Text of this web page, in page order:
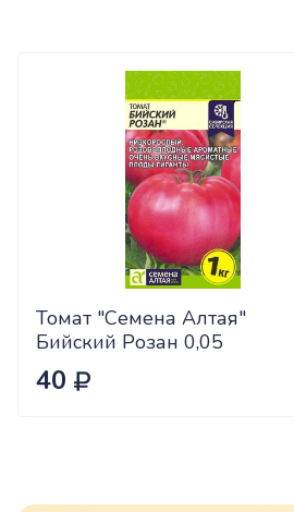
Томат "Семена Алтая"
Бийский Розан 0,05
40